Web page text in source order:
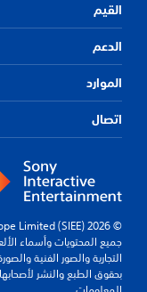
القيم
الدعم
الموارد
اتصال
© 2026 Sony Interactive Entertainment Europe Limited (SIEE)
جميع المحتويات وأسماء
التجارية والصور الفنية
بحقوق الطبع والنشر